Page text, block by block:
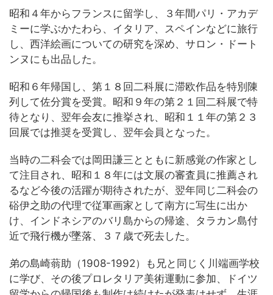
昭和４年からフランスに留学し、３年間パリ・アカデ
ミーに学ぶかたわら、イタリア、スペインなどに旅行
し、西洋絵画についての研究を深め、サロン・ドート
ンヌにも出品した。
昭和６年帰国し、第１８回二科展に滞欧作品を特別陳
列して佐分賞を受賞。昭和９年の第２１回二科展で特
待となり、翌年会友に推挙され、昭和１１年の第２３
回展では推奨を受賞し、翌年会員となった。
当時の二科会では岡田謙三とともに新感覚の作家とし
て注目され、昭和１８年には文展の審査員に推薦され
るなど今後の活躍が期待されたが、翌年同じ二科会の
硲伊之助の代理で従軍画家として南方に写生に出か
け、インドネシアのバリ島からの帰途、タラカン島付
近で飛行機が墜落、３７歳で死去した。
弟の島崎蓊助（1908-1992）も兄と同じく川端画学校
に学び、その後プロレタリア美術運動に参加、ドイツ